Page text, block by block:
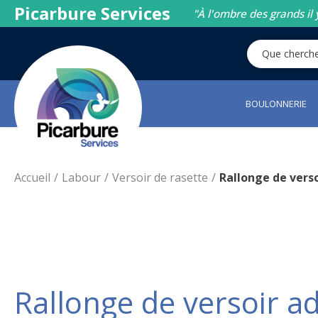
Picarbure Services "À l'ombre des grands
BOULONNERIE
Accueil Labour Versoir de rasette Rallonge de
Rallonge de versoir